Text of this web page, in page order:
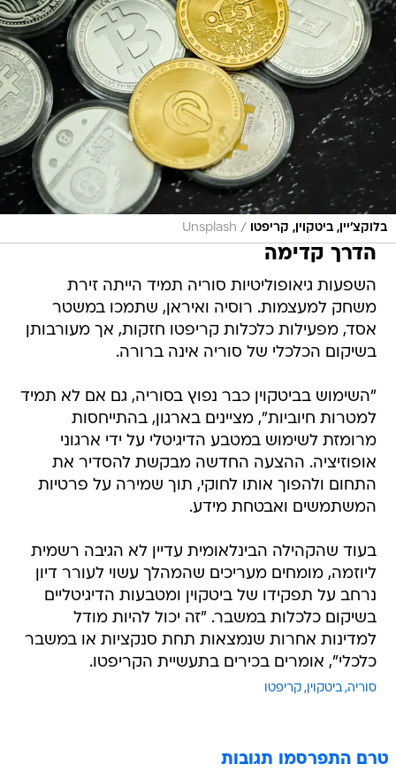
בלוקצ'יין, ביטקוין, קריפטו /
Unsplash
הדרך קדימה
השפעות גיאופוליטיות סוריה תמיד הייתה זירת
משחק למעצמות. רוסיה ואיראן, שתמכו במשטר
אסד, מפעילות כלכלות קריפטו חזקות, אך מעורבותן
בשיקום הכלכלי של סוריה אינה ברורה.
"השימוש בביטקוין כבר נפוץ בסוריה, גם אם לא תמיד
למטרות חיוביות", מציינים בארגון, בהתייחסות
מרומזת לשימוש במטבע הדיגיטלי על ידי ארגוני
אופוזיציה. ההצעה החדשה מבקשת להסדיר את
התחום ולהפוך אותו לחוקי, תוך שמירה על פרטיות
המשתמשים ואבטחת מידע.
בעוד שהקהילה הבינלאומית עדיין לא הגיבה רשמית
ליוזמה, מומחים מעריכים שהמהלך עשוי לעורר דיון
נרחב על תפקידו של ביטקוין ומטבעות הדיגיטליים
בשיקום כלכלות במשבר. "זה יכול להיות מודל
למדינות אחרות שנמצאות תחת סנקציות או במשבר
כלכלי", אומרים בכירים בתעשיית הקריפטו.
סוריה ביטקוין קריפטו
טרם התפרסמו תגובות